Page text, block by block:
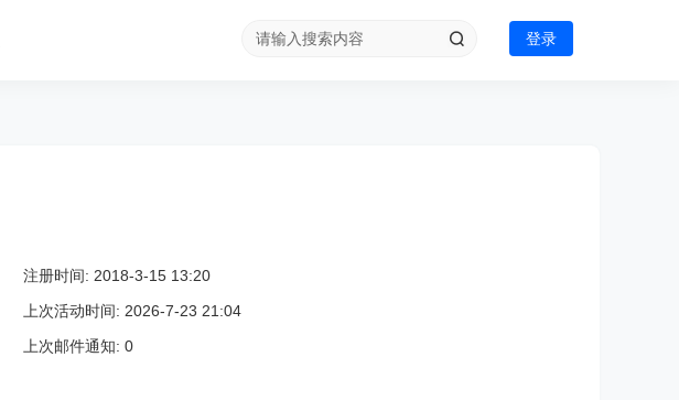
登录
注册时间: 2018-3-15 13:20
上次活动时间: 2026-7-23 21:04
上次邮件通知: 0